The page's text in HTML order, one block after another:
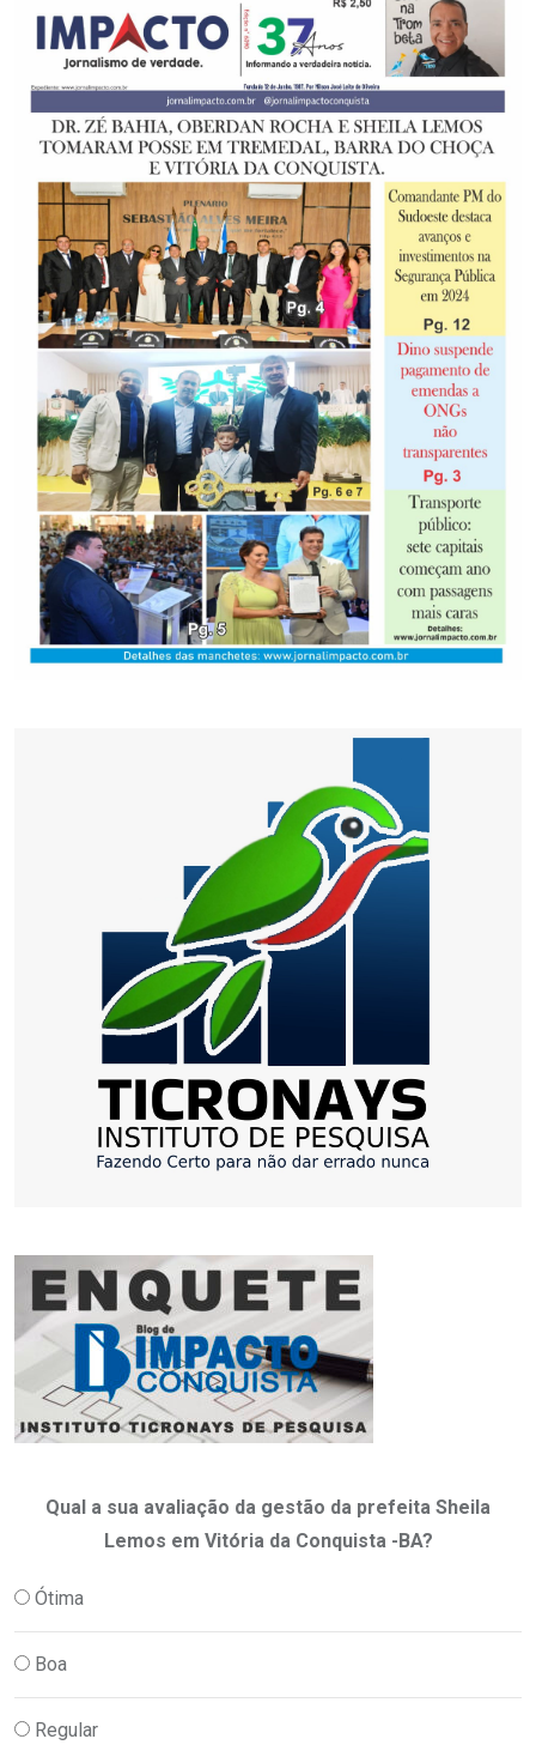
Qual a sua avaliação da gestão da prefeita Sheila
Lemos em Vitória da Conquista -BA?
Ótima
Boa
Regular